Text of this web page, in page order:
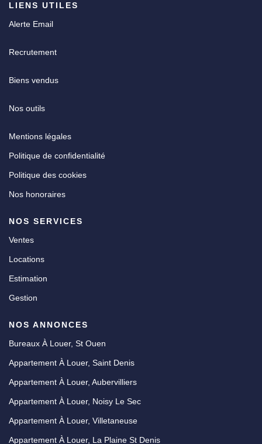
LIENS UTILES
Alerte Email
Recrutement
Biens vendus
Nos outils
Mentions légales
Politique de confidentialité
Politique des cookies
Nos honoraires
NOS SERVICES
Ventes
Locations
Estimation
Gestion
NOS ANNONCES
Bureaux À Louer, St Ouen
Appartement À Louer, Saint Denis
Appartement À Louer, Aubervilliers
Appartement À Louer, Noisy Le Sec
Appartement À Louer, Villetaneuse
Appartement À Louer, La Plaine St Denis